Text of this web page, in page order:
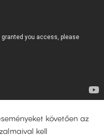
követően az
kell